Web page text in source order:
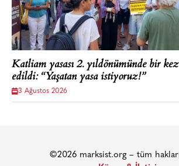
Katliam yasası 2. yıldönümünde bir
edildi: “Yaşatan yasa istiyoruz!”
3 Ağustos 2026
©2026 marksist.org – tüm hakları